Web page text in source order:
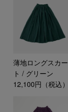
薄地ロングスカー
ト / グリーン
12,100円（税込）